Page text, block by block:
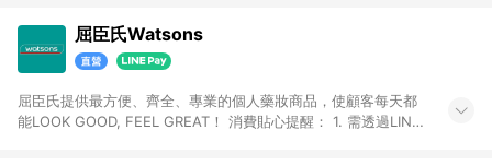
屈臣氏Watsons
屈臣氏提供最方便、齊全、專業的個人藥妝商品，使顧客每天都
能LOOK GOOD, FEEL GREAT！ 消費貼心提醒： 1. 需透過LINE